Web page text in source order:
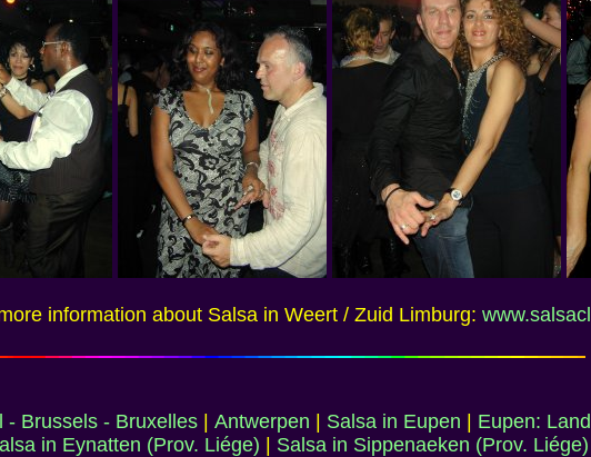
information about Salsa in Weert / Zuid Limburg:
- Brussels - Bruxelles| Antwerpen Salsa in Eupen Eupen:
in Eynatten (Prov. Liége) Salsa in Sippenaeken (Prov. Liége)